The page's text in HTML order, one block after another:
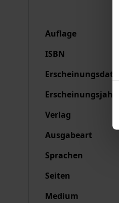
Auflage
ISBN
Erscheinungsjahr
Verlag
Ausgabeart
Sprachen
Seiten
Medium